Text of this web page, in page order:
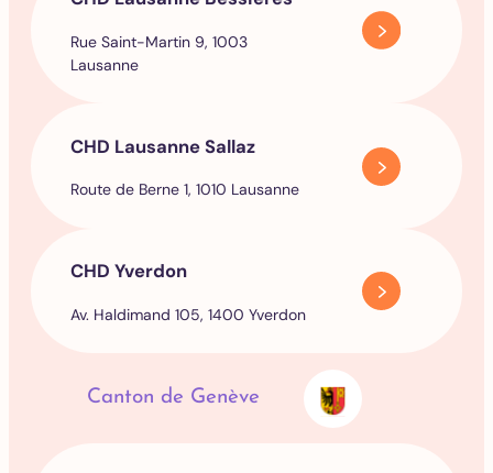
Rue Saint-Martin 9, 1003
Lausanne
CHD Lausanne Sallaz
Route de Berne 1, 1010 Lausanne
CHD Yverdon
Av. Haldimand 105, 1400 Yverdon
Canton de Genève